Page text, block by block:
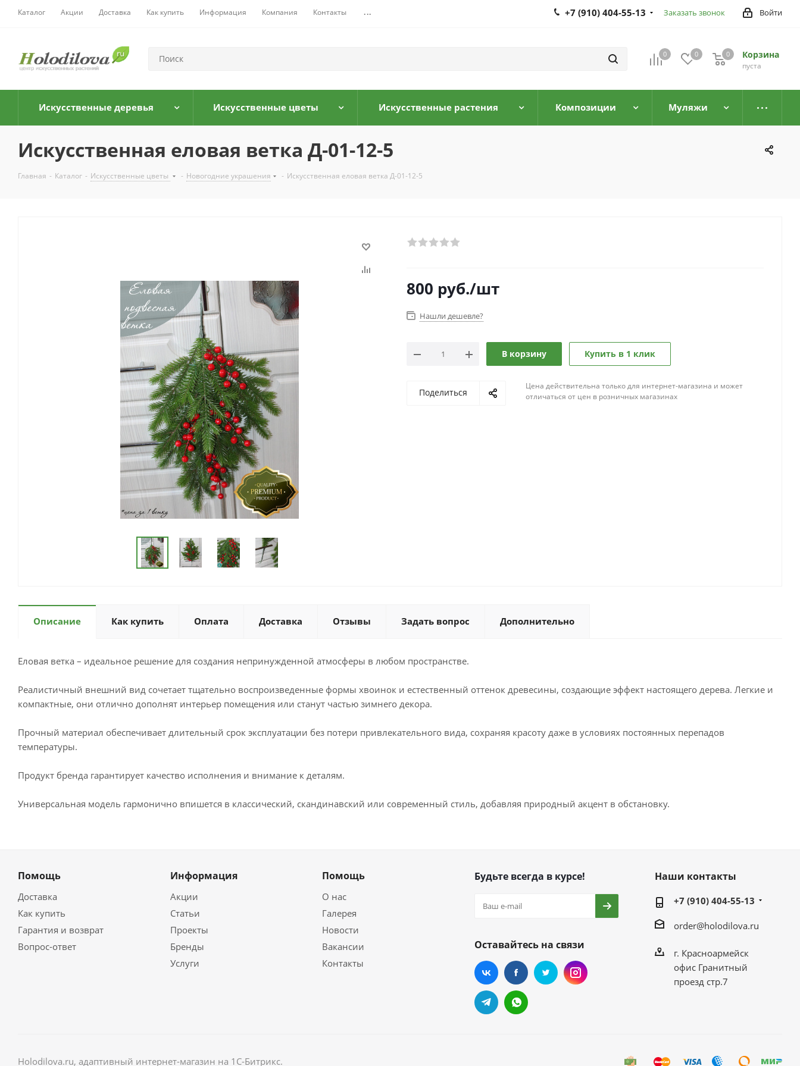
Каталог Акции Доставка Как купить Информация Компания Контакты ... Войти
+7 (910) 404-55-13 Заказать звонок
0 0 Корзина
0
пуста
0
Искусственные деревья Искусственные цветы Искусственные растения Композиции Муляжи
Искусственная еловая ветка Д-01-12-5
Главная - Каталог - Искусственные цветы - Новогодние украшения - Искусственная еловая ветка Д-01-12-5
800 руб./шт
Нашли дешевле?
В корзину Купить в 1 клик
Поделиться
Цена действительна только для интернет-магазина и может
отличаться от цен в розничных магазинах
Описание Как купить Оплата Доставка Отзывы Задать вопрос Дополнительно
Еловая ветка – идеальное решение для создания непринужденной атмосферы в любом пространстве.
Реалистичный внешний вид сочетает тщательно воспроизведенные формы хвоинок и естественный оттенок древесины, создающие эффект настоящего дерева. Легкие и
компактные, они отлично дополнят интерьер помещения или станут частью зимнего декора.
Прочный материал обеспечивает длительный срок эксплуатации без потери привлекательного вида, сохраняя красоту даже в условиях постоянных перепадов
температуры.
Продукт бренда гарантирует качество исполнения и внимание к деталям.
Универсальная модель гармонично впишется в классический, скандинавский или современный стиль, добавляя природный акцент в обстановку.
Помощь
Доставка
Как купить
Гарантия и возврат
Вопрос-ответ
Информация
Акции
Статьи
Проекты
Бренды
Услуги
Помощь
О нас
Галерея
Новости
Вакансии
Контакты
Будьте всегда в курсе!
Оставайтесь на связи
Наши контакты
+7 (910) 404-55-13
order@holodilova.ru
г. Красноармейск
офис Гранитный
проезд стр.7
Holodilova.ru, адаптивный интернет-магазин на 1С-Битрикс.